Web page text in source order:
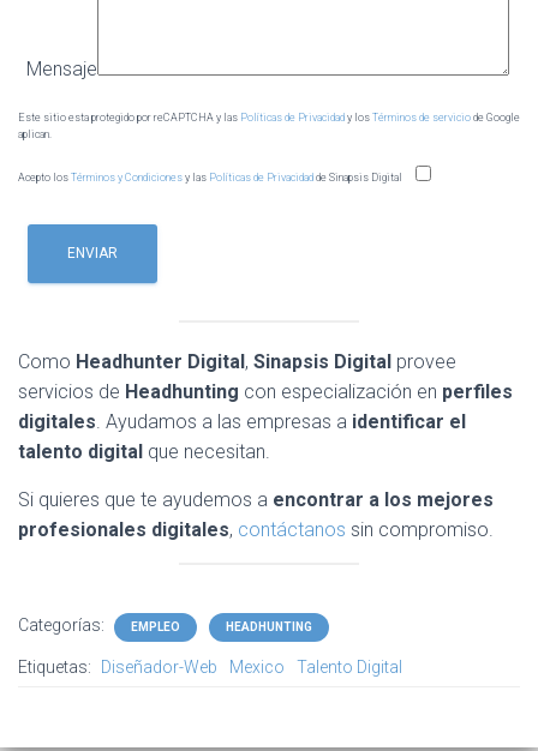
Mensaje
Este sitio esta protegido por reCAPTCHA y las Políticas de Privacidad y los Términos de servicio de Google
aplican.
Acepto los Términos y Condiciones y las Políticas de Privacidad de Sinapsis Digital
Como Headhunter Digital , Sinapsis Digital provee
servicios de Headhunting con especialización en perfiles
digitales. Ayudamos a las empresas a identificar el
talento digital que necesitan.
Si quieres que te ayudemos a encontrar a los mejores
profesionales digitales, contáctanos sin compromiso.
Categorías: EMPLEO HEADHUNTING
Etiquetas: Diseñador-Web Mexico Talento Digital